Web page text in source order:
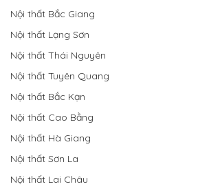
Nội thất Bắc Giang
Nội thất Lạng Sơn
Nội thất Thái Nguyên
Nội thất Tuyên Quang
Nội thất Bắc Kạn
Nội thất Cao Bằng
Nội thất Hà Giang
Nội thất Sơn La
Nội thất Lai Châu